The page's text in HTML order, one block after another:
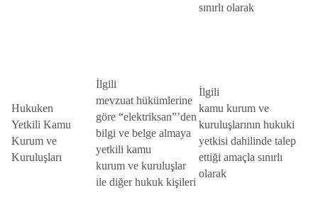
sınırlı olarak
Hukuken
Yetkili Kamu
Kurum ve
Kuruluşları
İlgili
mevzuat hükümlerine
göre “elektriksan”’den
bilgi ve belge almaya
yetkili kamu
kurum ve kuruluşlar
ile diğer hukuk kişileri
İlgili
kamu kurum ve
kuruluşlarının hukuki
yetkisi dahilinde talep
ettiği amaçla sınırlı
olarak